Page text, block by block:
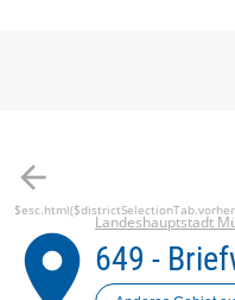
arrow_back
place
Landeshauptstadt
649 -